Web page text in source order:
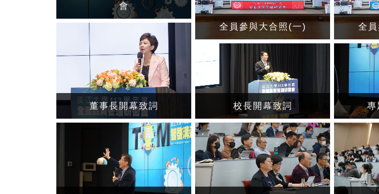
會
全員參與大合照(一) 全
董事長開幕致詞 校長開幕致詞
專